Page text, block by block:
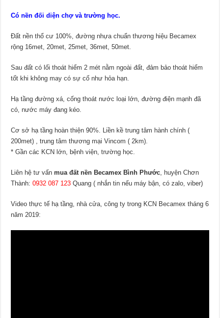
Có nền đối diện chợ và trường học.
Đất nền thổ cư 100%, đường nhựa chuẩn thương hiệu Becamex
rộng 16met, 20met, 25met, 36met, 50met.
Sau đất có lối thoát hiểm 2 mét nằm ngoài đất, đảm bảo thoát hiểm
tốt khi không may có sự cố như hỏa hạn.
Hạ tầng đường xá, cống thoát nước loại lớn, đường điện mạnh đã
có, nước máy đang kéo.
Cơ sở hạ tầng hoàn thiện 90%. Liền kề trung tâm hành chính (
200met) , trung tâm thương mại Vincom ( 2km).
* Gần các KCN lớn, bệnh viện, trường học.
Liên hệ tư vấnmua đất nền Becamex Bình Phước, huyện Chơn
Thành:0932 087 123 Quang ( nhắn tin nếu máy bận, có zalo, viber)
Video thực tế hạ tầng, nhà cửa, công ty trong KCN Becamex tháng 6
năm 2019: